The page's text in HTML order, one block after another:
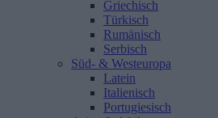
Griechisch
Türkisch
Rumänisch
Serbisch
Süd- & Westeuropa
Latein
Italienisch
Portugiesisch